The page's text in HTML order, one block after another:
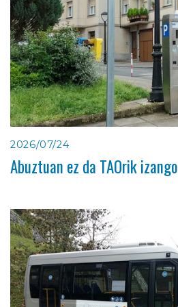
2026/07/24
Abuztuan ez da TAOrik izango